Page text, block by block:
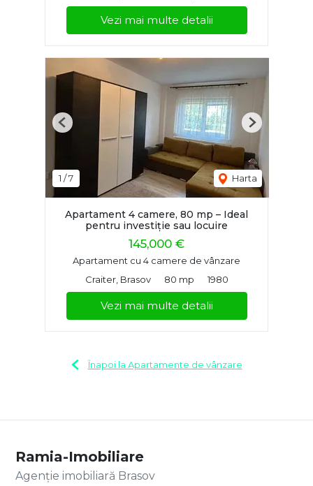
Vezi mai multe detalii
1 /7 Harta
Previous Next
Apartament 4 camere, 80 mp – Ideal
pentru investiție sau locuire
145,000 €
Apartament cu 4 camere de vânzare
Craiter, Brasov
80 mp 1980
Vezi mai multe detalii
Înapoi la Apartamente de vânzare
Ramia-Imobiliare
Agenție imobiliară Brasov